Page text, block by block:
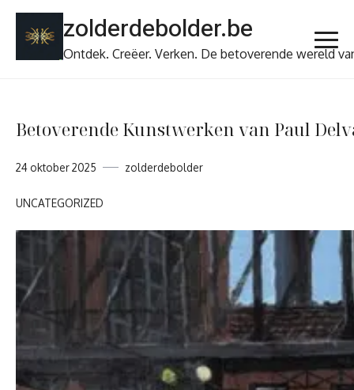
zolderdebolder.be
Ontdek. Creëer. Verken. De betoverende wereld
Betoverende Kunstwerken van Paul
24 oktober 2025 zolderdebolder
UNCATEGORIZED